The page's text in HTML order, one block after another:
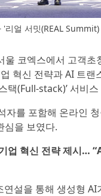
리얼 서밋(REAL
울 코엑스에서 고객초
혁신 전략과 AI 트랜
택(Full-stack)’ 서비
자를 포함해 온라인
심을 보였다.
업 혁신 전략 제시…
설을 통해 생성형